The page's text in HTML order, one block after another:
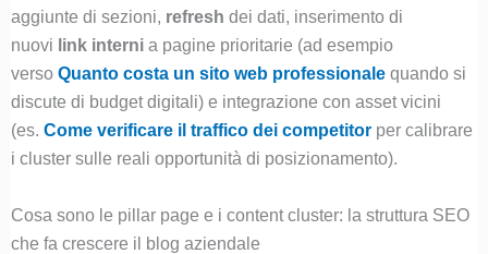
aggiunte di sezioni, refresh dei dati, inserimento di
nuovi link internia pagine prioritarie (ad esempio
verso Quanto costa un sito web professionalequando si
discute di budget digitali) e integrazione con asset vicini
(es. Come verificare il traffico dei competitorper calibrare
i cluster sulle reali opportunità di posizionamento).
Cosa sono le pillar page e i content cluster: la struttura SEO
che fa crescere il blog aziendale